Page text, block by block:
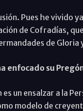
Pues he vivido
de Cofradías,
de Gloria
enfocado su
es un ensalzar a la
modelo de